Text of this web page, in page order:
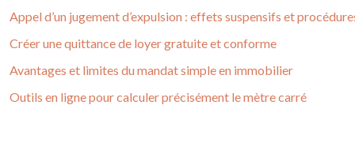
Appel d’un jugement d’expulsion : effets suspensifs et
Créer une quittance de loyer gratuite et conforme
Avantages et limites du mandat simple en immobilier
Outils en ligne pour calculer précisément le mètre carré